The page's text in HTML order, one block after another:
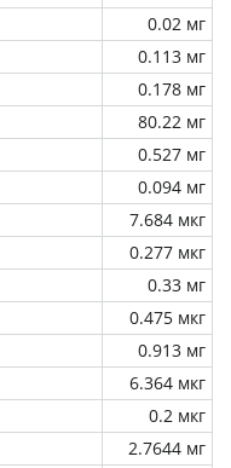
0.02 мг
0.113 мг
0.178 мг
80.22 мг
0.527 мг
0.094 мг
7.684 мкг
0.277 мкг
0.33 мг
0.475 мкг
0.913 мг
6.364 мкг
0.2 мкг
2.7644 мг